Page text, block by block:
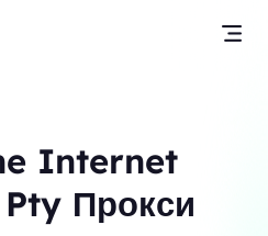
Internet
Прокси